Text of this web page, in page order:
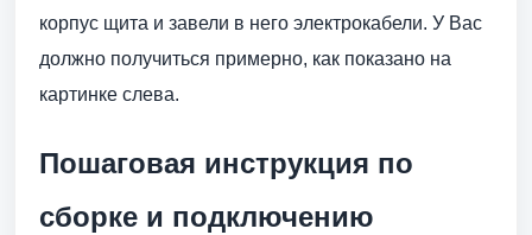
корпус щита и завели в него электрокабели. У Вас
должно получиться примерно, как показано на
картинке слева.
Пошаговая инструкция по
сборке и подключению